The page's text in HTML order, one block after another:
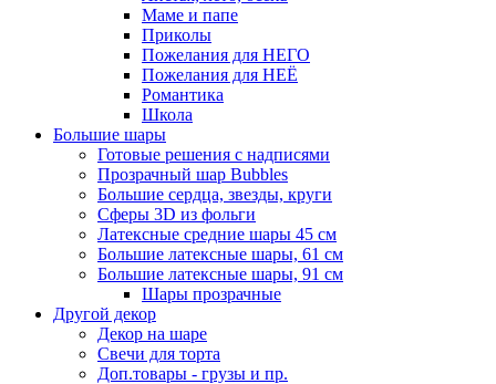
Маме и папе
Приколы
Пожелания для НЕГО
Пожелания для НЕЁ
Романтика
Школа
Большие шары
Готовые решения с надписями
Прозрачный шар Bubbles
Большие сердца, звезды, круги
Сферы 3D из фольги
Латексные средние шары 45 см
Большие латексные шары, 61 см
Большие латексные шары, 91 см
Шары прозрачные
Другой декор
Декор на шаре
Свечи для торта
Доп.товары - грузы и пр.